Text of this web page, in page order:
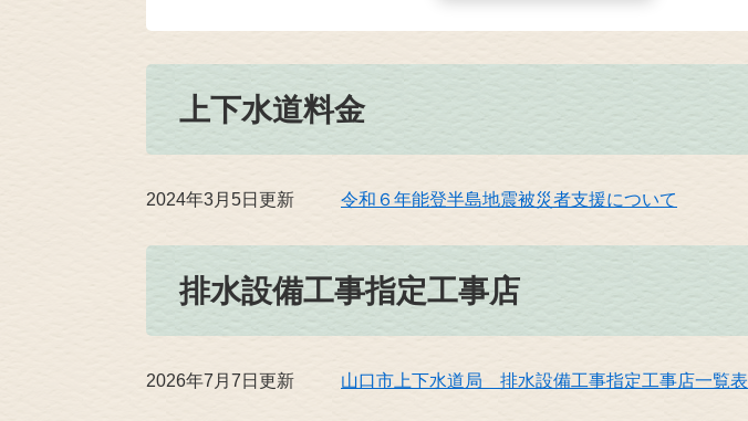
上下水道料金
2024年3月5日更新 令和６年能登半島地震被災者支援について
排水設備工事指定工事店
2026年7月7日更新 山口市上下水道局 排水設備工事指定工事店一覧表